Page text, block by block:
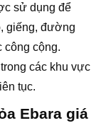
sử dụng để
giếng, đường
công cộng.
các khu vực
tục.
Ebara giá